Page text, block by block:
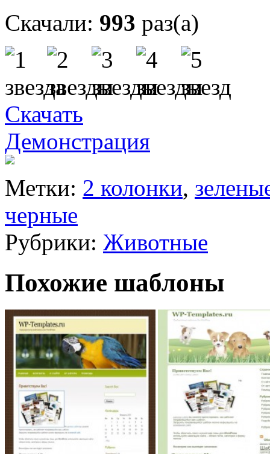
Скачали: 993 раз(а)
Скачать
Демонстрация
Метки: 2 колонки,
черные
Рубрики: Животные
Похожие шаблоны